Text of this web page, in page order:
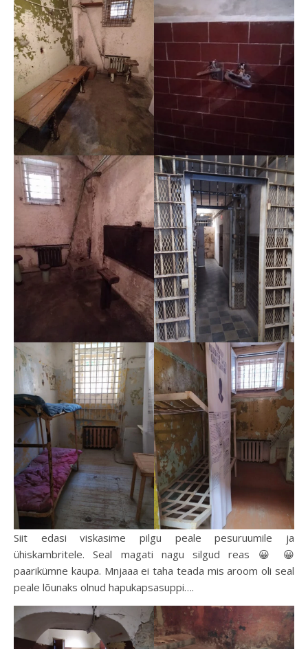
Siit edasi viskasime pilgu peale pesuruumile ja
ühiskambritele. Seal magati nagu silgud reas 😀 😀
paarikümne kaupa. Mnjaaa ei taha teada mis aroom oli seal
peale lõunaks olnud hapukapsasuppi….